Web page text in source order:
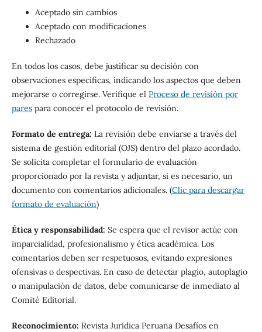
Aceptado sin cambios
Aceptado con modificaciones
Rechazado
En todos los casos, debe justificar su decisión con
observaciones específicas, indicando los aspectos que deben
mejorarse o corregirse. Verifique el Proceso de revisión por
parespara conocer el protocolo de revisión.
Formato de entrega: La revisión debe enviarse a través del
sistema de gestión editorial (OJS) dentro del plazo acordado.
Se solicita completar el formulario de evaluación
proporcionado por la revista y adjuntar, si es necesario, un
documento con comentarios adicionales. (Clic para descargar
formato de evaluación)
Ética y responsabilidad: Se espera que el revisor actúe con
imparcialidad, profesionalismo y ética académica. Los
comentarios deben ser respetuosos, evitando expresiones
ofensivas o despectivas. En caso de detectar plagio, autoplagio
o manipulación de datos, debe comunicarse de inmediato al
Comité Editorial.
Reconocimiento: Revista Jurídica Peruana Desafíos en